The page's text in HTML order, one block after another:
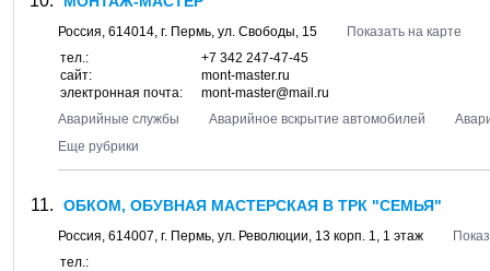
Россия, 614014, г. Пермь, ул. Свободы, 15
Показать на карте
тел.:
+7 342 247-47-45
сайт:
mont-master.ru
электронная почта:
mont-master@mail.ru
Аварийные службы
Аварийное вскрытие автомобилей
Еще рубрики
ОБКОМ, ОБУВНАЯ МАСТЕРСКАЯ В ТРК "СЕМЬЯ"
Россия, 614007, г. Пермь, ул. Революции, 13 корп. 1, 1 этаж
тел.: